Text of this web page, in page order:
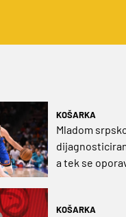
KOŠARKA
Mladom
a tek se
KOŠARKA